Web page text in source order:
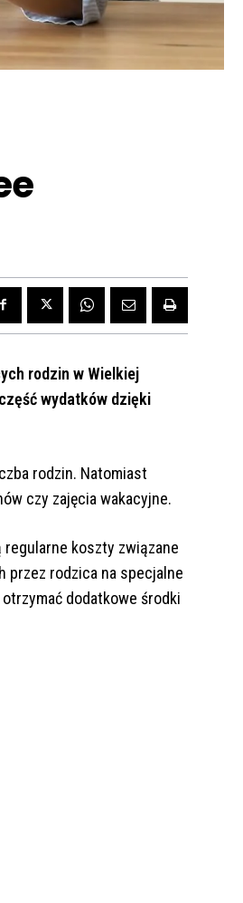
rodzin w Wielkiej
wydatków dzięki
rodzin. Natomiast
czy zajęcia wakacyjne.
koszty związane
przez rodzica na specjalne
dodatkowe środki